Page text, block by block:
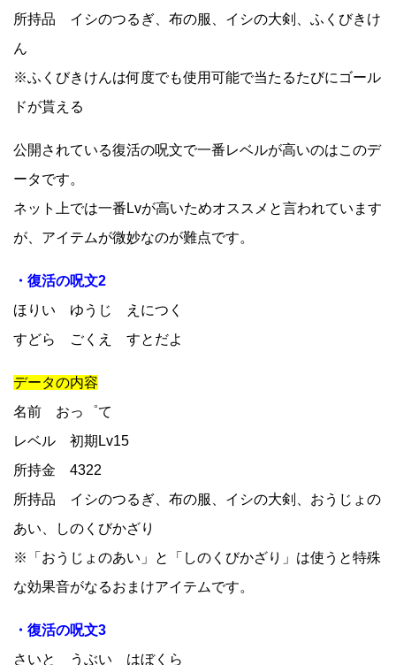
所持品 イシのつるぎ、布の服、イシの大剣、ふくびきけ
ん
※ふくびきけんは何度でも使用可能で当たるたびにゴール
ドが貰える
公開されている復活の呪文で一番レベルが高いのはこのデ
ータです。
ネット上では一番Lvが高いためオススメと言われています
が、アイテムが微妙なのが難点です。
・復活の呪文2
ほりい ゆうじ えにつく
すどら ごくえ すとだよ
データの内容
名前 おっ゜て
レベル 初期Lv15
所持金 4322
所持品 イシのつるぎ、布の服、イシの大剣、おうじょの
あい、しのくびかざり
※「おうじょのあい」と「しのくびかざり」は使うと特殊
な効果音がなるおまけアイテムです。
・復活の呪文3
さいと うぶい はぼくら